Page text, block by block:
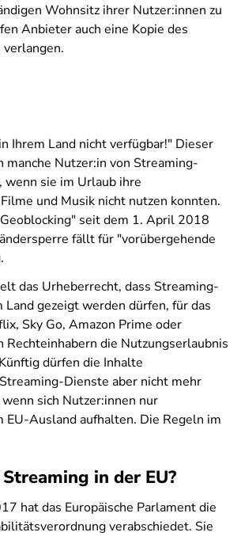
Wohnsitz ihrer Nutzer:innen zu
Anbieter auch eine Kopie des
Ihrem Land nicht verfügbar!" Dieser
manche Nutzer:in von Streaming-
wenn sie im Urlaub ihre
und Musik nicht nutzen konnten.
seit dem 1. April 2018
fällt für "vorübergehende
das Urheberrecht, dass Streaming-
Land gezeigt werden dürfen, für das
Sky Go, Amazon Prime oder
Rechteinhabern die Nutzungserlaubnis
dürfen die Inhalte
Dienste aber nicht mehr
sich Nutzer:innen nur
EU-Ausland aufhalten. Die Regeln im
in der EU?
hat das Europäische Parlament die
verabschiedet. Sie